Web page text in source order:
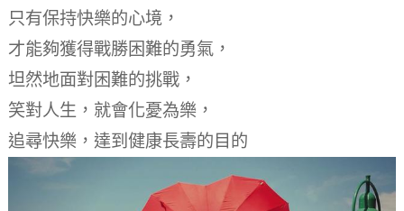
只有保持快樂的心境 ，
才能夠獲得戰勝困難的勇氣 ，
坦然地面對困難的挑戰 ，
笑對人生，就會化憂為樂 ，
追尋快樂，達到健康長壽的目的